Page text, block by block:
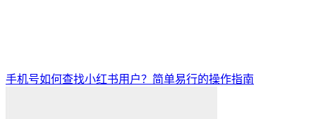
手机号如何查找小红书用户？简单易行的操作指南